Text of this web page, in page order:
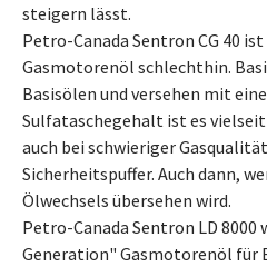
steigern lässt.
Petro-Canada Sentron CG 40
Gasmotorenöl schlechthin.
Basisölen und versehen mit
Sulfataschegehalt ist es
auch bei schwieriger
Sicherheitspuffer. Auch dann,
Ölwechsels übersehen wird.
Petro-Canada Sentron LD
Generation" Gasmotorenöl für